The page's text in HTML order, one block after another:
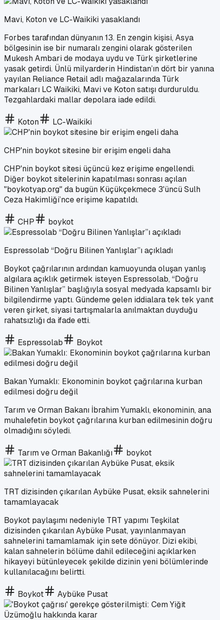
Mavi, Koton ve LC-Waikiki yasaklandı
Forbes tarafından dünyanın 13. En zengin kişisi, Asya
bölgesinin ise bir numaralı zengini olarak gösterilen
Mukesh Ambari de modaya uydu ve Türk şirketlerine
yasak getirdi. Ünlü milyarderin Hindistan’ın dört bir yanına
yayılan Reliance Retail adlı mağazalarında Türk
markaları LC Waikiki, Mavi ve Koton satışı durduruldu.
Tezgahlardaki mallar depolara iade edildi.
Koton LC-Waikiki
CHP'nin boykot sitesine bir erişim engeli daha
CHP'nin boykot sitesi üçüncü kez erişime engellendi.
Diğer boykot sitelerinin kapatılması sonrası açılan
"boykotyap.org" da bugün Küçükçekmece 3'üncü Sulh
Ceza Hakimliği’nce erişime kapatıldı.
CHP boykot
Espressolab “Doğru Bilinen Yanlışlar”ı açıkladı
Boykot çağrılarının ardından kamuoyunda oluşan yanlış
algılara açıklık getirmek isteyen Espressolab, “Doğru
Bilinen Yanlışlar” başlığıyla sosyal medyada kapsamlı bir
bilgilendirme yaptı. Gündeme gelen iddialara tek tek yanıt
veren şirket, siyasi tartışmalarla anılmaktan duyduğu
rahatsızlığı da ifade etti.
Espressolab Boykot
Bakan Yumaklı: Ekonominin boykot çağrılarına kurban
edilmesi doğru değil
Tarım ve Orman Bakanı İbrahim Yumaklı, ekonominin, ana
muhalefetin boykot çağrılarına kurban edilmesinin doğru
olmadığını söyledi.
Tarım ve Orman Bakanlığı boykot
TRT dizisinden çıkarılan Aybüke Pusat, eksik sahnelerini
tamamlayacak
Boykot paylaşımı nedeniyle TRT yapımı Teşkilat
dizisinden çıkarılan Aybüke Pusat, yayınlanmayan
sahnelerini tamamlamak için sete dönüyor. Dizi ekibi,
kalan sahnelerin bölüme dahil edileceğini açıklarken
hikayeyi bütünleyecek şekilde dizinin yeni bölümlerinde
kullanılacağını belirtti.
Boykot Aybüke Pusat